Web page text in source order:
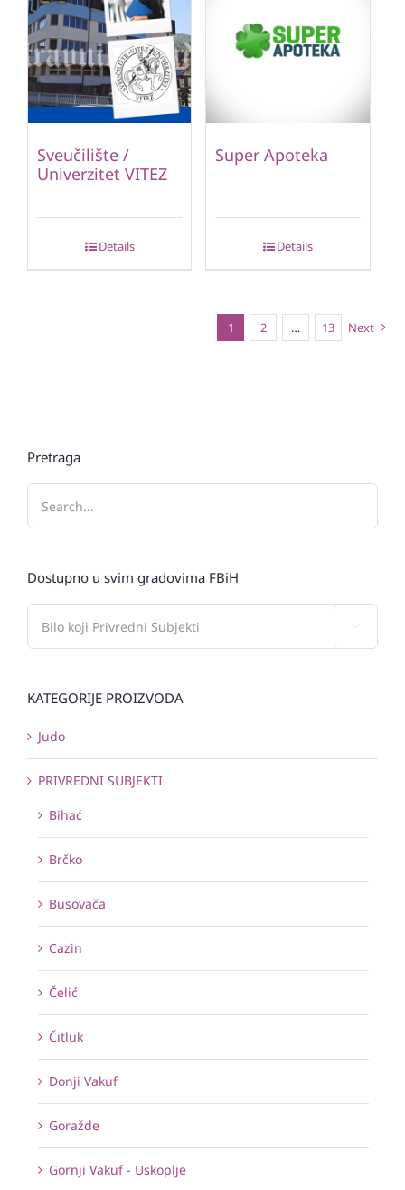
Sveučilište /
Univerzitet VITEZ
Details
Super Apoteka
Details
1 2 … 13 Next
Pretraga
Dostupno u svim gradovima FBiH
KATEGORIJE PROIZVODA
Judo
PRIVREDNI SUBJEKTI
Bihać
Brčko
Busovača
Cazin
Čelić
Čitluk
Donji Vakuf
Goražde
Gornji Vakuf - Uskoplje